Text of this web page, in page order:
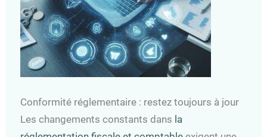
Conformité réglementaire : restez toujours à jour
Les changements constants dans la